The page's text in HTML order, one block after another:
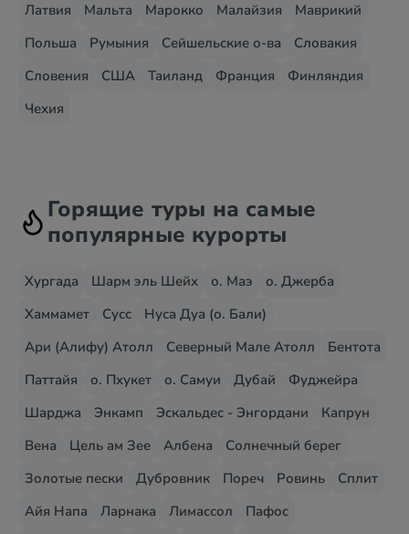
Латвия
Мальта Марокко Малайзия
Маврикий
Польша
Румыния Сейшельские о-ва
Словакия
Словения
США Таиланд Франция
Финляндия
Чехия
Горящие туры на самые
популярные курорты
Хургада Шарм эль Шейх о. Маэ
о. Джерба
Хаммамет
Сусс
Нуса Дуа (о. Бали)
Ари (Алифу) Атолл
Северный Мале Атолл
Бентота
Паттайя
о. Пхукет о. Самуи Дубай
Фуджейра
Шарджа
Энкамп Эскальдес - Энгордани
Капрун
Вена
Цель ам Зее Албена
Солнечный берег
Золотые пески
Дубровник Пореч Ровинь
Сплит
Айя Напа
Ларнака Лимассол
Пафос